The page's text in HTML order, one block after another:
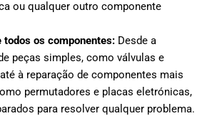
ou qualquer outro componente
todos os componentes: Desde a
peças simples, como válvulas e
à reparação de componentes mais
permutadores e placas eletrónicas,
para resolver qualquer problema.